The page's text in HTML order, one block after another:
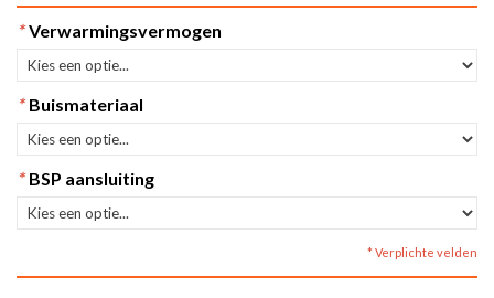
* Verwarmingsvermogen
* Buismateriaal
* BSP aansluiting
* Verplichte velden